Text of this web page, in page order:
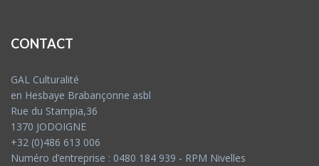
CONTACT
GAL Culturalité
en Hesbaye Brabançonne asbl
Rue du Stampia,36
1370 JODOIGNE
+32 (0)486 613 006
Numéro d’entreprise : 0480 184 939 - RPM Nivelles